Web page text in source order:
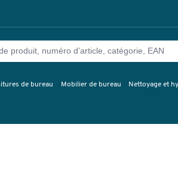
de bureau Mobilier de bureau Nettoyage et